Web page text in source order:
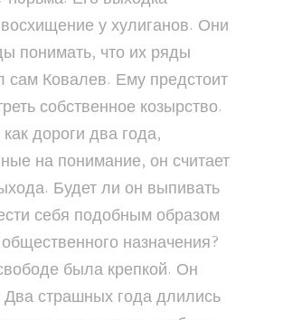
у хулиганов. Они
понимать, что их ряды
сам Ковалев. Ему предстоит
собственное козырство.
дороги два года,
на понимание, он считает
Будет ли он выпивать
себя подобным образом
назначения?
была крепкой. Он
страшных года длились